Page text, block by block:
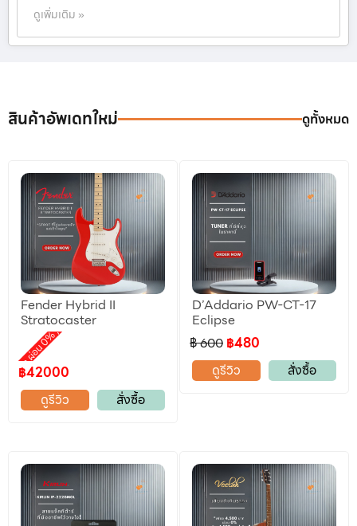
ดูเพิ่มเติม »
สินค้าอัพเดทใหม่ ดูทั้งหมด
Fender Hybrid II
Stratocaster
ผ่อน 0%
,
ลดราคา
฿42000
ดูรีวิว
สั่งซื้อ
D’Addario PW-CT-17
Eclipse
฿ 600 ฿480
ดูรีวิว
สั่งซื้อ